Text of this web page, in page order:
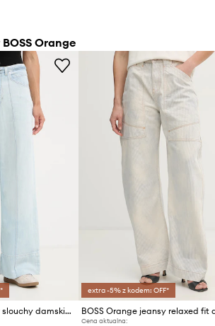
Orange
BOSS Orange jeansy slouchy damskie C SLOUCHY PINTUCK
extra -5% z kodem: OFF*
Cena aktualna: